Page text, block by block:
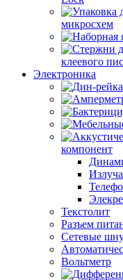
микросхем
клеевого
Электроника
компонент
Текстолит
Разъем
Сетевые
Вольтметр